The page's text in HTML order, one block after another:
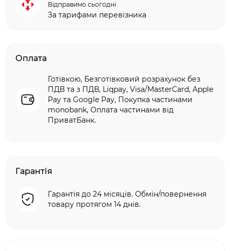
Відправимо сьогодні
За тарифами перевізника
Оплата
Готівкою, Безготівковий розрахунок без
ПДВ та з ПДВ, Liqpay, Visa/MasterCard, Apple
Pay та Google Pay, Покупка частинами
monobank, Оплата частинами від
ПриватБанк.
Гарантія
Гарантія до 24 місяців. Обмін/повернення
товару протягом 14 днів.